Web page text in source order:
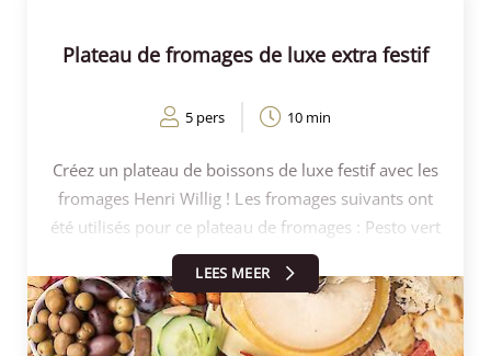
Plateau de fromages de luxe extra festif
5 pers 10 min
Créez un plateau de boissons de luxe festif avec les
fromages Henri Willig ! Les fromages suivants ont
été utilisés pour ce plateau de fromages : Pesto vert
- jeune fromage de vache au pesto vert, Chèvre d'or
- fromage de chèvre affiné, Tremendous truffle -
jeune fromage de vache affiné à la truffe. Le
fromage de chèvre est ici placé sur un rouleau à
LEES MEER